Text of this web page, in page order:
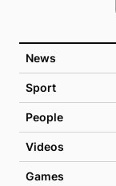
News
Sport
People
Videos
Games